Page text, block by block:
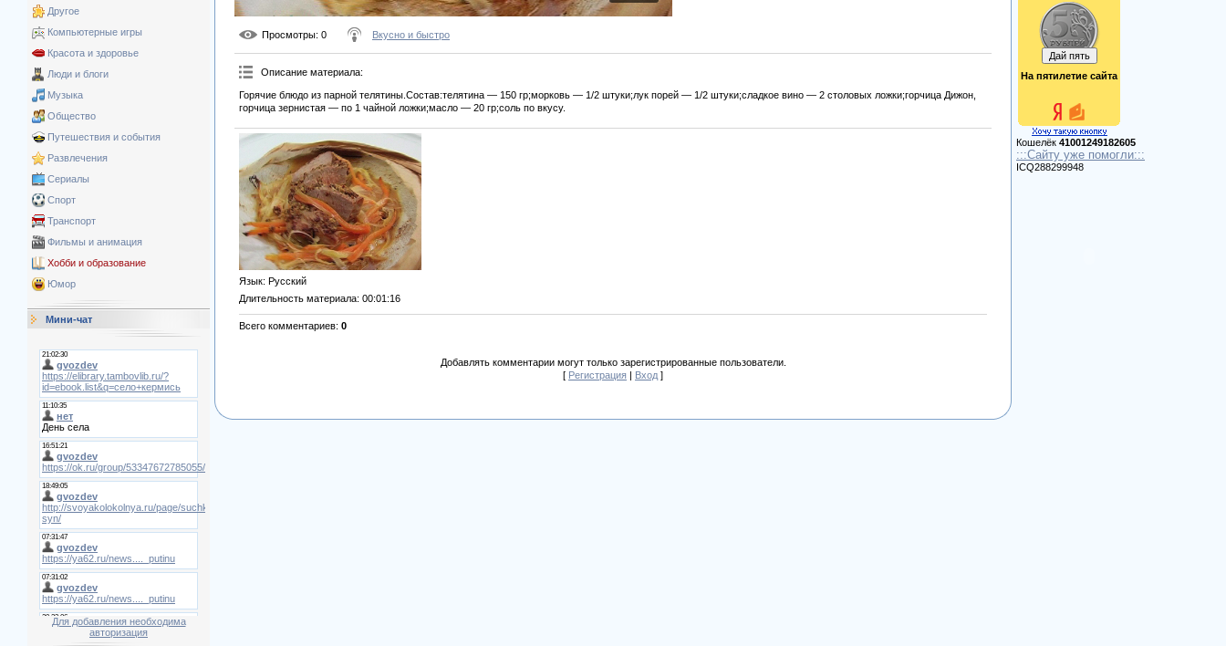
Другое
Компьютерные игры
Красота и здоровье
Люди и блоги
Музыка
Общество
Путешествия и события
Развлечения
Сериалы
Спорт
Транспорт
Фильмы и анимация
Хобби и образование
Юмор
Мини-чат
Для добавления необходима
авторизация
Просмотры: 0 Вкусно и быстро
Описание материала:
Горячие блюдо из парной телятины.Состав:телятина — 150 гр;морковь — 1/2 штуки;лук порей — 1/2 штуки;сладкое вино — 2 столовых ложки;горчица Дижон,
горчица зернистая — по 1 чайной ложки;масло — 20 гр;соль по вкусу.
Язык: Русский
Длительность материала: 00:01:16
Всего комментариев: 0
Добавлять комментарии могут только зарегистрированные пользователи.
[ Регистрация | Вход ]
На пятилетие сайта
Кошелёк 41001249182605
:::Сайту уже помогли:::
ICQ288299948